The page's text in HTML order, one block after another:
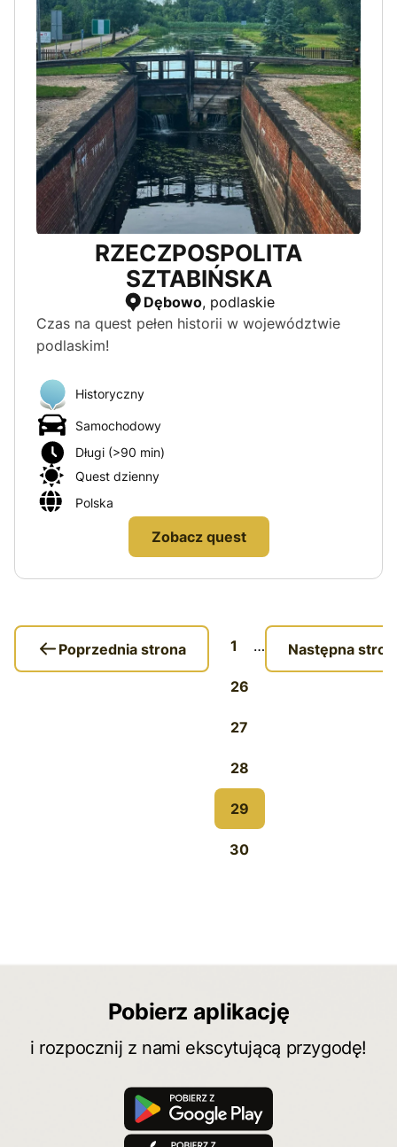
RZECZPOSPOLITA
SZTABIŃSKA
Dębowo, podlaskie
Czas na quest pełen historii w województwie
podlaskim!
Historyczny
Samochodowy
Długi (>90 min)
Quest dzienny
Polska
Zobacz quest
Poprzednia strona 1 …
26
27
28
29
30
Następna
Pobierz aplikację
i rozpocznij z nami ekscytującą przygodę!